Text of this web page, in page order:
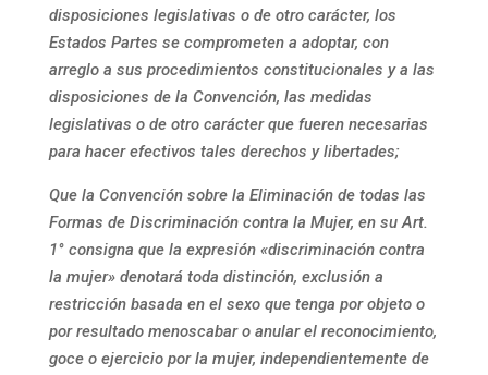
disposiciones legislativas o de otro carácter, los
Estados Partes se comprometen a adoptar, con
arreglo a sus procedimientos constitucionales y a las
disposiciones de la Convención, las medidas
legislativas o de otro carácter que fueren necesarias
para hacer efectivos tales derechos y libertades;
Que la Convención sobre la Eliminación de todas las
Formas de Discriminación contra la Mujer, en su Art.
1° consigna que la expresión «discriminación contra
la mujer» denotará toda distinción, exclusión a
restricción basada en el sexo que tenga por objeto o
por resultado menoscabar o anular el reconocimiento,
goce o ejercicio por la mujer, independientemente de